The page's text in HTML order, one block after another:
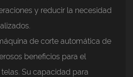
y reducir la necesidad
de corte automática de
beneficios para el
Su capacidad para